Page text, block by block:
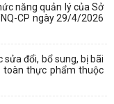
năng quản lý của Sở
CP ngày 29/4/2026
đổi, bổ sung, bị bãi
toàn thực phẩm thuộc